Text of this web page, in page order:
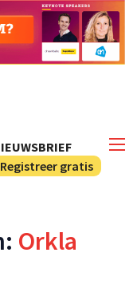
Registreer gratis
Orkla